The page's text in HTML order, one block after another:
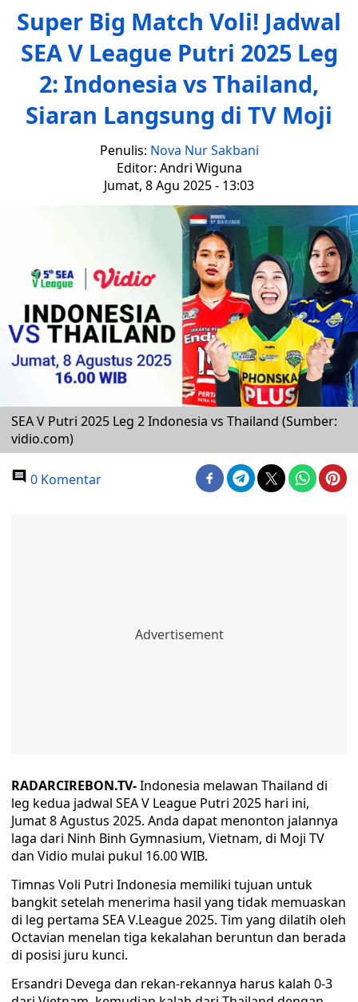
Super Big Match Voli! Jadwal
SEA V League Putri 2025 Leg
2: Indonesia vs Thailand,
Siaran Langsung di TV Moji
Penulis: Nova Nur Sakbani
Editor: Andri Wiguna
Jumat, 8 Agu 2025 - 13:03
SEA V Putri 2025 Leg 2 Indonesia vs Thailand (Sumber:
vidio.com)
0 Komentar
RADARCIREBON.TV-Indonesia melawan Thailand di
leg kedua jadwal SEA V League Putri 2025 hari ini,
Jumat 8 Agustus 2025. Anda dapat menonton jalannya
laga dari Ninh Binh Gymnasium, Vietnam, di Moji TV
dan Vidio mulai pukul 16.00 WIB.
Timnas Voli Putri Indonesia memiliki tujuan untuk
bangkit setelah menerima hasil yang tidak memuaskan
di leg pertama SEA V.League 2025. Tim yang dilatih oleh
Octavian menelan tiga kekalahan beruntun dan berada
di posisi juru kunci.
Ersandri Devega dan rekan-rekannya harus kalah 0-3